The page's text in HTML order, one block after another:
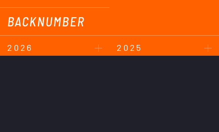
BACKNUMBER
2026
2025